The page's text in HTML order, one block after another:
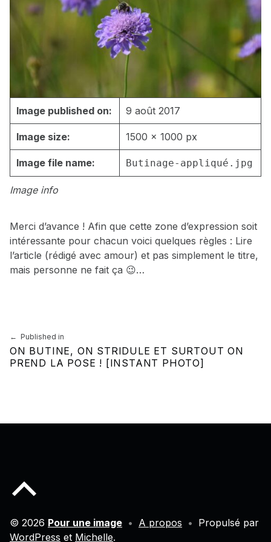
Image info
Image published on: 9 août 2017
Image size: 1500 × 1000 px
Image file name: Butinage-appliqué.jpg
Merci d’avance ! Afin que cette zone d’expression soit
intéressante pour chacun voici quelques règles : Lire
l’article (rédigé avec amour) et pas simplement le titre,
mais personne ne fait ça 😉…
Skip back to main navigation
Navigation de l’article
Published in
ON BUTINE, ON STRIDULE ET SURTOUT ON
PREND LA POSE ! [INSTANT PHOTO]
© 2026 Pour une image • A propos • Propulsé par
WordPress et Michelle.